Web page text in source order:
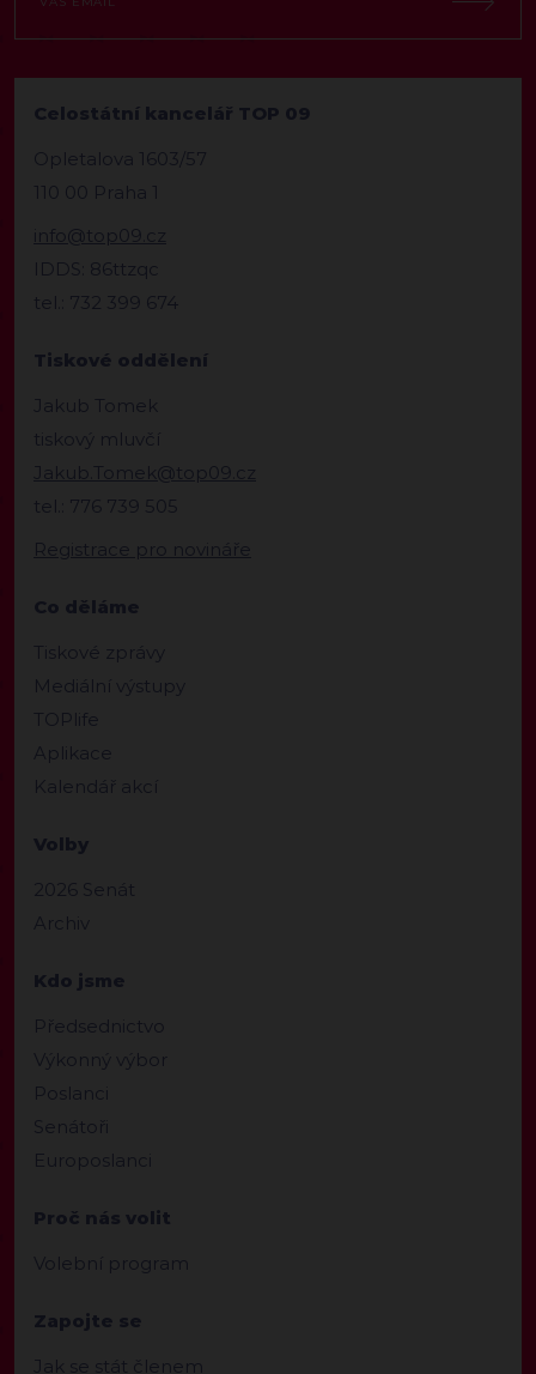
Celostátní kancelář TOP 09
Opletalova 1603/57
110 00 Praha 1
info@top09.cz
IDDS: 86ttzqc
tel.: 732 399 674
Tiskové oddělení
Jakub Tomek
tiskový mluvčí
Jakub.Tomek@top09.cz
tel.: 776 739 505
Registrace pro novináře
Co děláme
Tiskové zprávy
Mediální výstupy
TOPlife
Aplikace
Kalendář akcí
Volby
2026 Senát
Archiv
Kdo jsme
Předsednictvo
Výkonný výbor
Poslanci
Senátoři
Europoslanci
Proč nás volit
Volební program
Zapojte se
Jak se stát členem